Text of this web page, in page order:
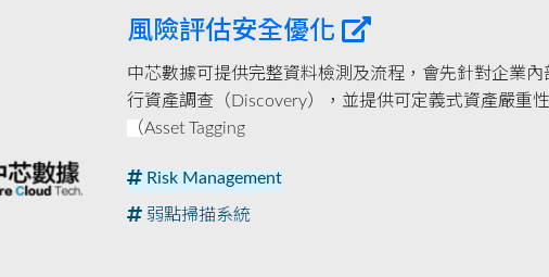
風險評估安全優化
中芯數據可提供完整資料檢測及流程，會先針對企業內
行資產調查（Discovery），並提供可定義式資產嚴重
（Asset Tagging
Risk Management
弱點掃描系統